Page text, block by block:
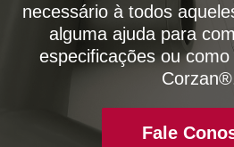
necessário à todos
alguma ajuda para
especificações ou
Fale